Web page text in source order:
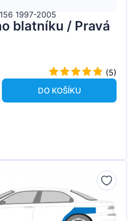
1997-2005
blatníku / Pravá
(5)
DO KOŠÍKU